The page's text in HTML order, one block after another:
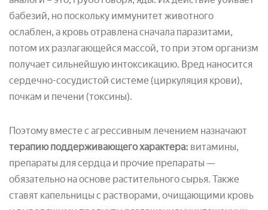
бабезий, но поскольку иммунитет животного
ослаблен, а кровь отравлена сначала паразитами,
потом их разлагающейся массой, то при этом организм
получает сильнейшую интоксикацию. Вред наносится
сердечно-сосудистой системе (циркуляция крови),
почкам и печени (токсины).
Поэтому вместе с агрессивным лечением назначают
терапию поддерживающего характера: витамины,
препараты для сердца и прочие препараты —
обязательно на основе растительного сырья. Также
ставят капельницы с растворами, очищающими кровь